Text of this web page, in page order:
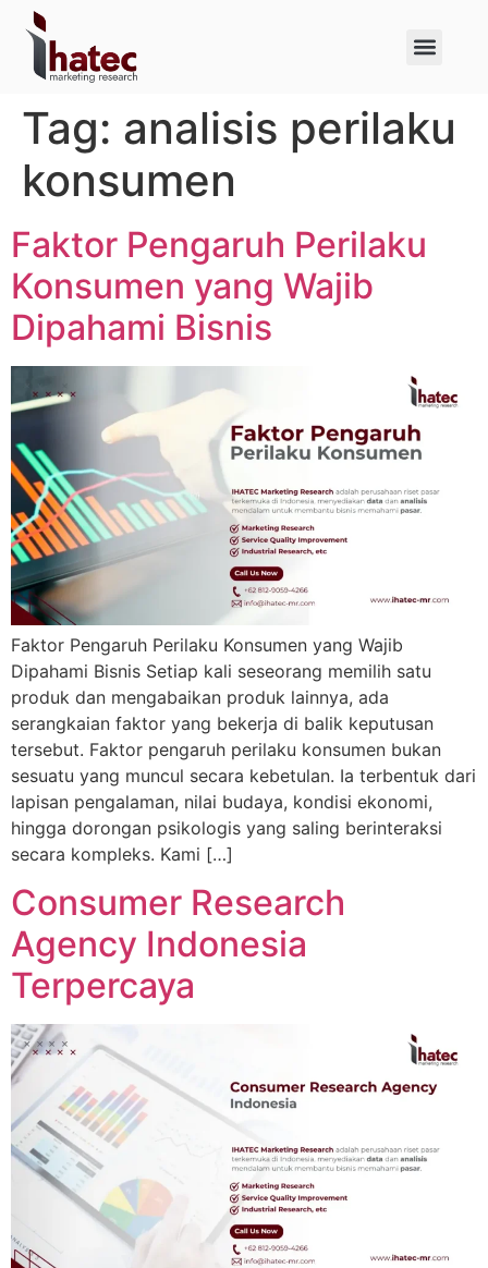
Tag: analisis perilaku
konsumen
Faktor Pengaruh Perilaku
Konsumen yang Wajib
Dipahami Bisnis
Faktor Pengaruh Perilaku Konsumen yang Wajib
Dipahami Bisnis Setiap kali seseorang memilih satu
produk dan mengabaikan produk lainnya, ada
serangkaian faktor yang bekerja di balik keputusan
tersebut. Faktor pengaruh perilaku konsumen bukan
sesuatu yang muncul secara kebetulan. Ia terbentuk dari
lapisan pengalaman, nilai budaya, kondisi ekonomi,
hingga dorongan psikologis yang saling berinteraksi
secara kompleks. Kami […]
Consumer Research
Agency Indonesia
Terpercaya